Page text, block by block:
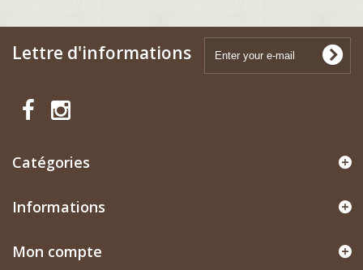
Lettre d'informations
Catégories
Informations
Mon compte